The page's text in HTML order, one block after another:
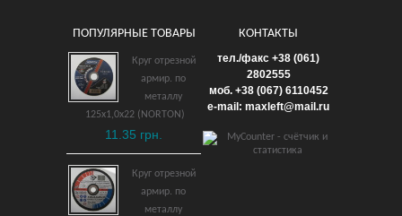
Ключ шестигранный
шаровый удл. 4 мм
взрывобезопасный ВБ
1,472 грн.
ДОБАВИТЬ В КОРЗИНУ
ПОПУЛЯРНЫЕ ТОВАРЫ
Круг отрезной
армир. по
металлу
125х1,0х22 (NORTON)
11.35 грн.
Круг отрезной
армир. по
металлу
КОНТАКТЫ
тел./факс +38 (061)
2802555
моб. +38 (067) 6110452
e-mail: maxleft@mail.ru